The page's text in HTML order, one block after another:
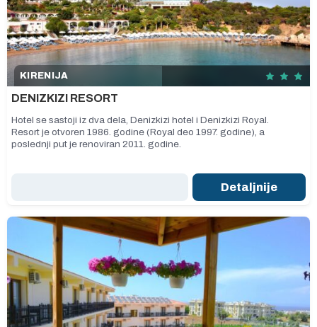
KIRENIJA
DENIZKIZI RESORT
Hotel se sastoji iz dva dela, Denizkizi hotel i Denizkizi Royal.
Resort je otvoren 1986. godine (Royal deo 1997. godine), a
poslednji put je renoviran 2011. godine.
Detaljnije